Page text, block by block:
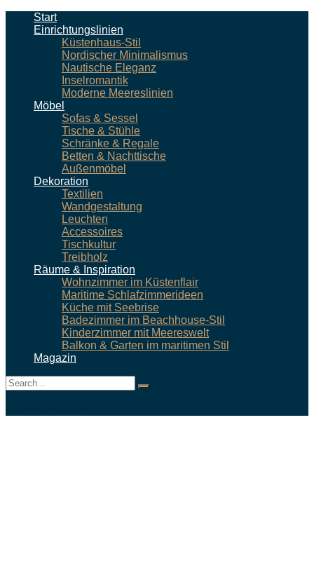
Start
Einrichtungslinien
Küstenhaus-Stil
Nordischer Minimalismus
Nautische Eleganz
Inselromantik
Moderne Meereslinien
Möbel
Sofas & Sessel
Tische & Stühle
Schränke & Regale
Betten & Nachttische
Außenmöbel
Dekoration
Textilien
Wandgestaltung
Leuchten
Accessoires
Tischkultur
Treibholz
Räume & Inspiration
Wohnzimmer im Küstenflair
Maritime Schlafzimmerideen
Küche mit Seebrise
Badezimmer im Beachhouse-Stil
Kinderzimmer mit Meereswelt
Balkon & Garten im maritimen Stil
Magazin